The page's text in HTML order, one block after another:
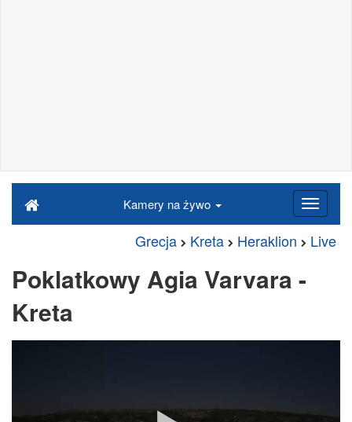
Kamery na żywo
Grecja Kreta Heraklion Live
Poklatkowy Agia Varvara -
Kreta